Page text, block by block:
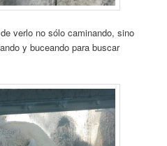
verlo no sólo caminando, sino
y buceando para buscar